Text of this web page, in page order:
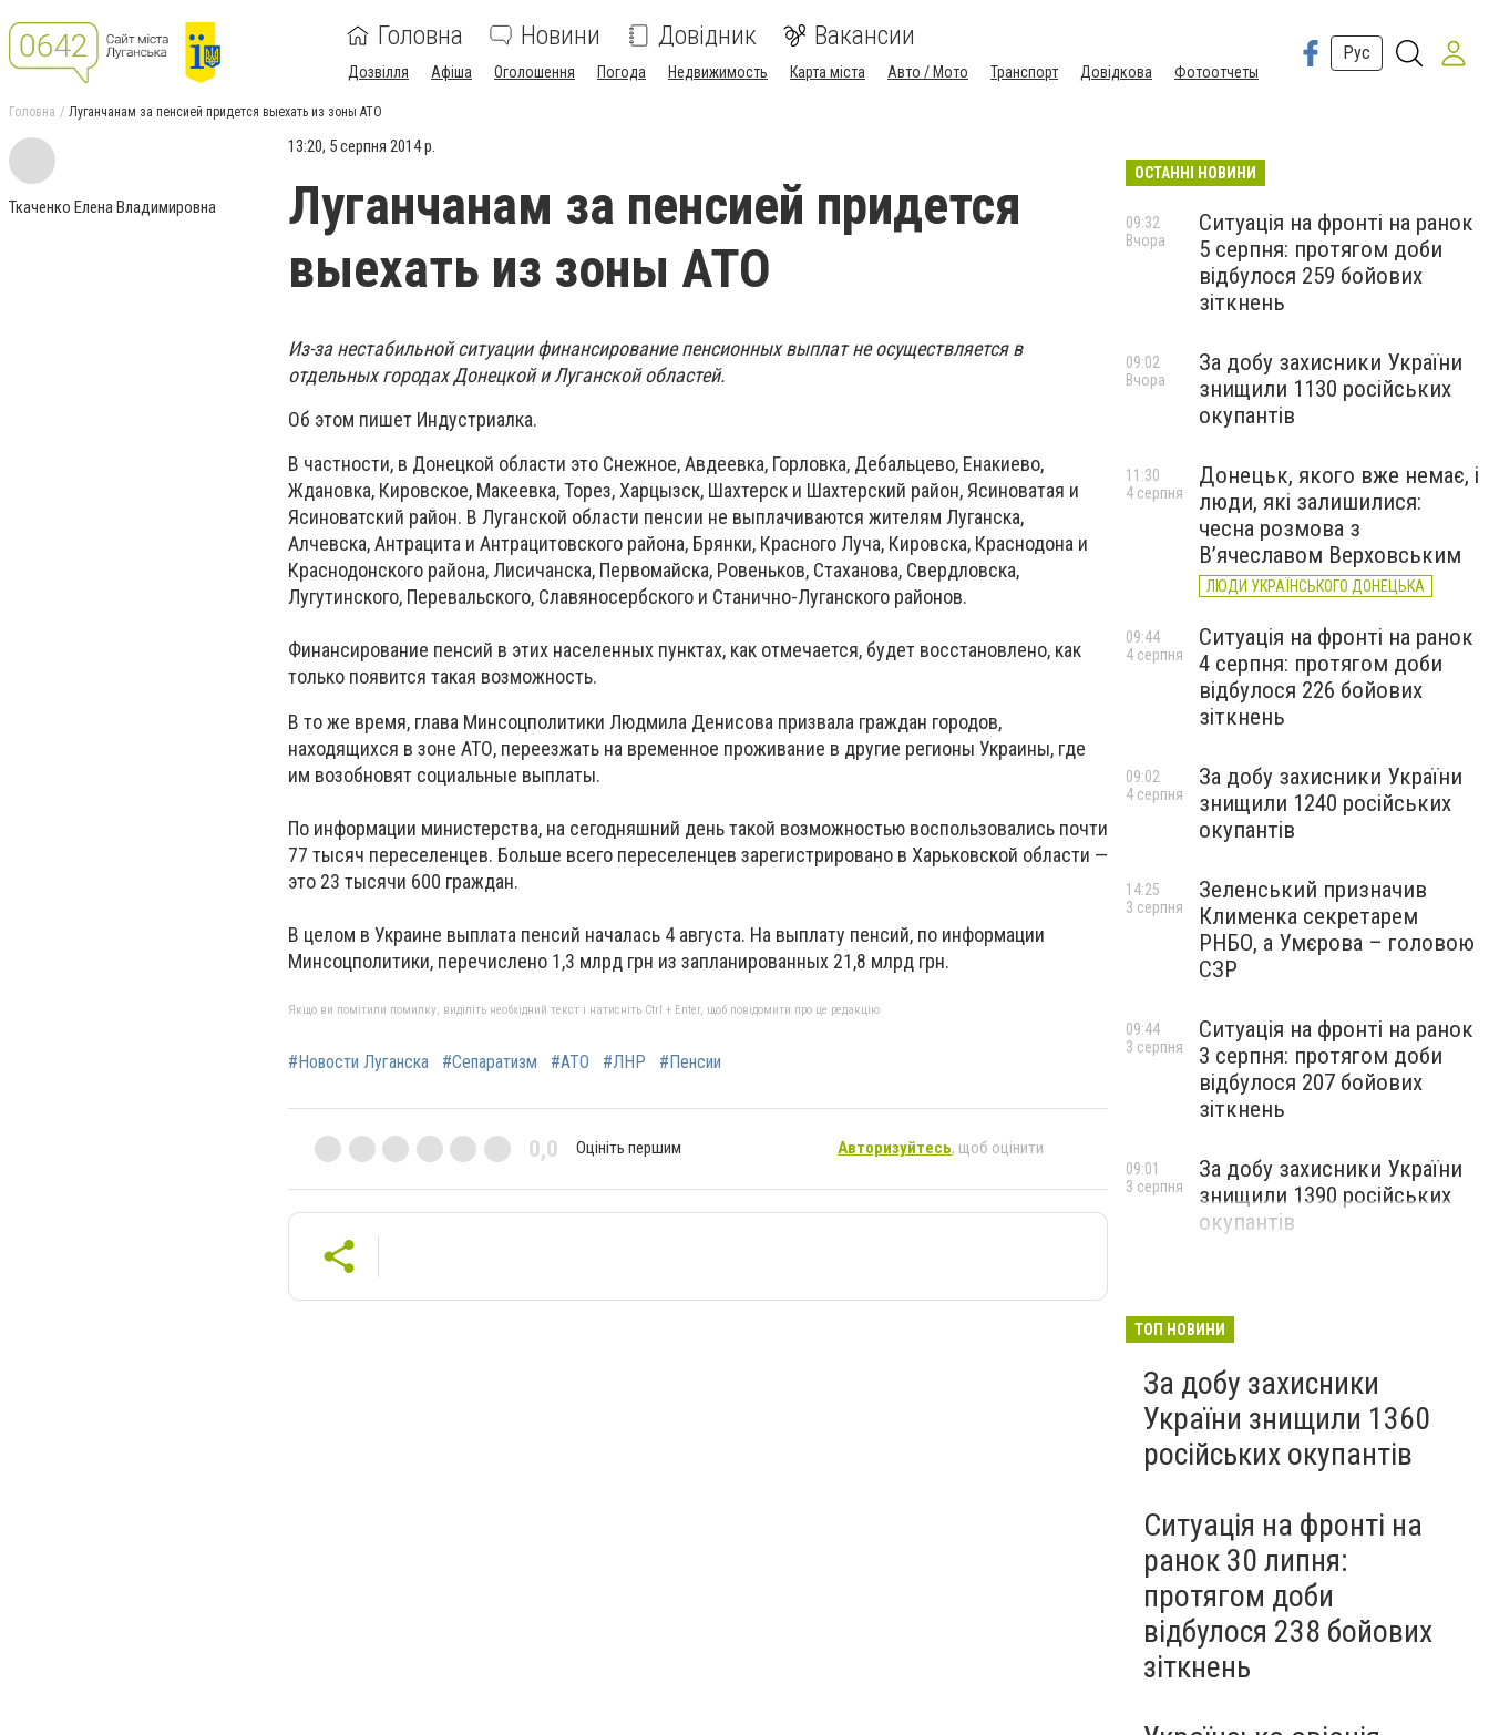
Головна Новини Довідник Вакансии
Дозвілля Афіша Оголошення Погода Недвижимость Карта міста Авто / Мото Транспорт Довідкова Фотоотчеты
Рус
Головна Луганчанам за пенсией придется выехать из зоны АТО
Ткаченко Елена Владимировна
13:20, 5 серпня 2014 р.
Луганчанам за пенсией придется
выехать из зоны АТО
Из-за нестабильной ситуации финансирование пенсионных выплат не осуществляется в
отдельных городах Донецкой и Луганской областей.
Об этом пишет Индустриалка.
В частности, в Донецкой области это Снежное, Авдеевка, Горловка, Дебальцево, Енакиево,
Ждановка, Кировское, Макеевка, Торез, Харцызск, Шахтерск и Шахтерский район, Ясиноватая и
Ясиноватский район. В Луганской области пенсии не выплачиваются жителям Луганска,
Алчевска, Антрацита и Антрацитовского района, Брянки, Красного Луча, Кировска, Краснодона и
Краснодонского района, Лисичанска, Первомайска, Ровеньков, Стаханова, Свердловска,
Лугутинского, Перевальского, Славяносербского и Станично-Луганского районов.
Финансирование пенсий в этих населенных пунктах, как отмечается, будет восстановлено, как
только появится такая возможность.
В то же время, глава Минсоцполитики Людмила Денисова призвала граждан городов,
находящихся в зоне АТО, переезжать на временное проживание в другие регионы Украины, где
им возобновят социальные выплаты.
По информации министерства, на сегодняшний день такой возможностью воспользовались почти
77 тысяч переселенцев. Больше всего переселенцев зарегистрировано в Харьковской области —
это 23 тысячи 600 граждан.
В целом в Украине выплата пенсий началась 4 августа. На выплату пенсий, по информации
Минсоцполитики, перечислено 1,3 млрд грн из запланированных 21,8 млрд грн.
Якщо ви помітили помилку, виділіть необхідний текст і натисніть Ctrl + Enter, щоб повідомити про це редакцію
#Новости Луганска #Сепаратизм #АТО #ЛНР #Пенсии
0,0 Оцініть першим Авторизуйтесь, щоб оцінити
ОСТАННІ НОВИНИ
Ситуація на фронті на ранок
5 серпня: протягом доби
відбулося 259 бойових
зіткнень
09:32
Вчора
За добу захисники України
знищили 1130 російських
окупантів
09:02
Вчора
Донецьк, якого вже немає, і
люди, які залишилися:
чесна розмова з
В’ячеславом Верховським
ЛЮДИ УКРАЇНСЬКОГО ДОНЕЦЬКА
11:30
4 серпня
Ситуація на фронті на ранок
4 серпня: протягом доби
відбулося 226 бойових
зіткнень
09:44
4 серпня
За добу захисники України
знищили 1240 російських
окупантів
09:02
4 серпня
Зеленський призначив
Клименка секретарем
РНБО, а Умєрова – головою
СЗР
14:25
3 серпня
Ситуація на фронті на ранок
3 серпня: протягом доби
відбулося 207 бойових
зіткнень
09:44
3 серпня
За добу захисники України
знищили 1390 російських
окупантів
09:01
3 серпня
ТОП НОВИНИ
За добу захисники
України знищили 1360
російських окупантів
Ситуація на фронті на
ранок 30 липня:
протягом доби
відбулося 238 бойових
зіткнень